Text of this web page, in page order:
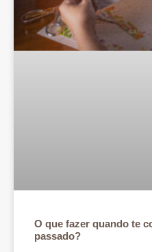
O que fazer quando te
passado?